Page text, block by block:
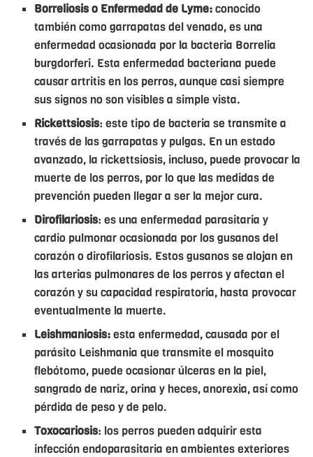
Borreliosis o Enfermedad de Lyme:conocido
también como garrapatas del venado, es una
enfermedad ocasionada por la bacteria Borrelia
burgdorferi. Esta enfermedad bacteriana puede
causar artritis en los perros, aunque casi siempre
sus signos no son visibles a simple vista.
Rickettsiosis: este tipo de bacteria se transmite a
través de las garrapatas y pulgas. En un estado
avanzado, la rickettsiosis, incluso, puede provocar la
muerte de los perros, por lo que las medidas de
prevención pueden llegar a ser la mejor cura.
Dirofilariosis: es una enfermedad parasitaria y
cardio pulmonar ocasionada por los gusanos del
corazón o dirofilariosis. Estos gusanos se alojan en
las arterias pulmonares de los perros y afectan el
corazón y su capacidad respiratoria, hasta provocar
eventualmente la muerte.
Leishmaniosis:esta enfermedad, causada por el
parásito Leishmania que transmite el mosquito
flebótomo, puede ocasionar úlceras en la piel,
sangrado de nariz, orina y heces, anorexia, así como
pérdida de peso y de pelo.
Toxocariosis: los perros pueden adquirir esta
infección endoparasitaria en ambientes exteriores